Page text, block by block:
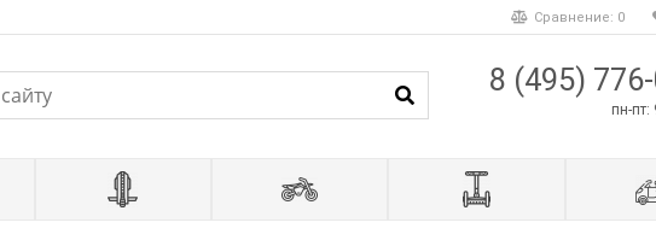
Сравнение: 0
8 (495)
пн-пт: